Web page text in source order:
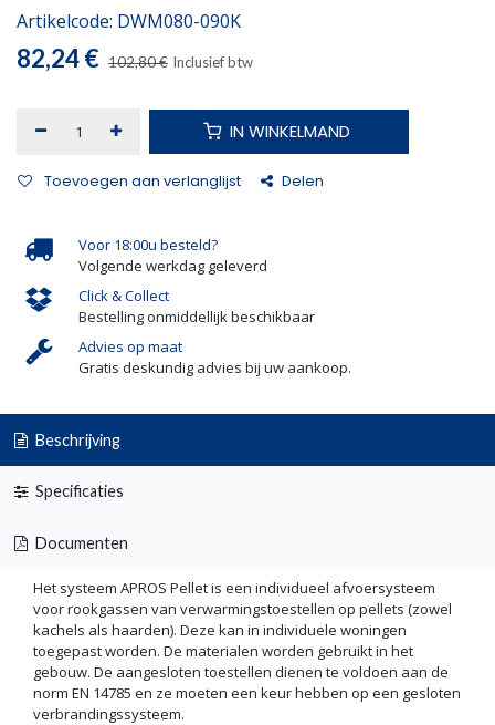
Artikelcode: DWM080-090K
82,24€ 102,80€ Inclusief btw
IN WINKELMAND
Toevoegen aan verlanglijst Delen
Voor 18:00u besteld?
Volgende werkdag geleverd
Click & Collect
Bestelling onmiddellijk beschikbaar
Advies op maat
Gratis deskundig advies bij uw aankoop.
Beschrijving
Specificaties
Documenten
Het systeem APROS Pellet is een individueel afvoersysteem
voor rookgassen van verwarmingstoestellen op pellets (zowel
kachels als haarden). Deze kan in individuele woningen
toegepast worden. De materialen worden gebruikt in het
gebouw. De aangesloten toestellen dienen te voldoen aan de
norm EN 14785 en ze moeten een keur hebben op een gesloten
verbrandingssysteem.